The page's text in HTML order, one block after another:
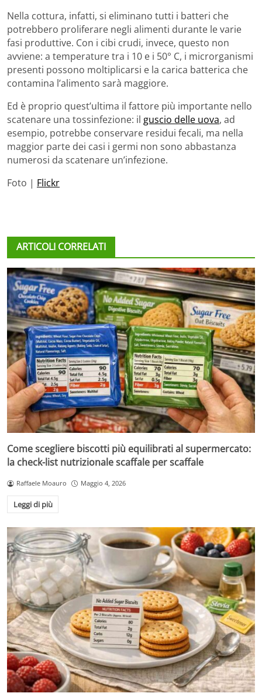
Nella cottura, infatti, si eliminano tutti i batteri che
potrebbero proliferare negli alimenti durante le varie
fasi produttive. Con i cibi crudi, invece, questo non
avviene: a temperature tra i 10 e i 50° C, i microrganismi
presenti possono moltiplicarsi e la carica batterica che
contamina l’alimento sarà maggiore.
Ed è proprio quest’ultima il fattore più importante nello
scatenare una tossinfezione: il guscio delle uova, ad
esempio, potrebbe conservare residui fecali, ma nella
maggior parte dei casi i germi non sono abbastanza
numerosi da scatenare un’infezione.
Foto | Flickr
ARTICOLI CORRELATI
Come scegliere biscotti più equilibrati al supermercato:
la check-list nutrizionale scaffale per scaffale
Raffaele Moauro Maggio 4, 2026
Leggi di più